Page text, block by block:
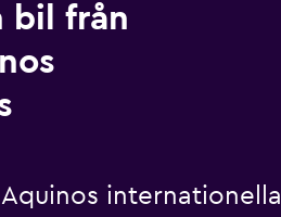
bil från
internationella